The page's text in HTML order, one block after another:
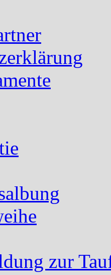
zur